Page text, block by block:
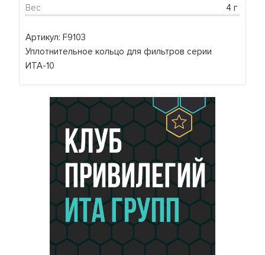
Артикул: F9103
Уплотнительное кольцо для фильтров серии
ИТА-10
Вес
4 г